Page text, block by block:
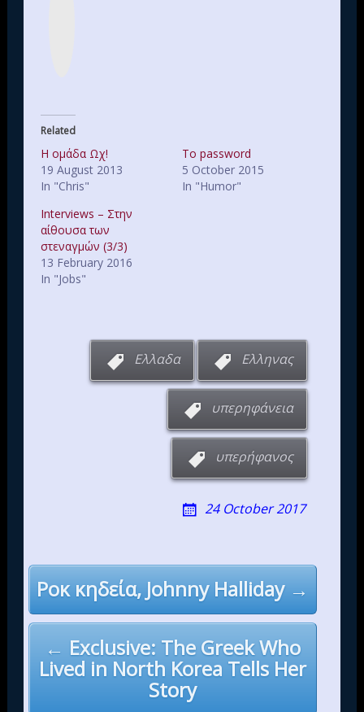
Related
Η ομάδα Ωχ!
19 August 2013
In "Chris"
Το password
5 October 2015
In "Humor"
Interviews – Στην
αίθουσα των
στεναγμών (3/3)
13 February 2016
In "Jobs"
Ελλαδα Ελληνας
υπερηφάνεια
υπερήφανος
24 October 2017
Post
navigation
Ροκ κηδεία, Johnny Halliday →
← Exclusive: The Greek Who
Lived in North Korea Tells Her
Story